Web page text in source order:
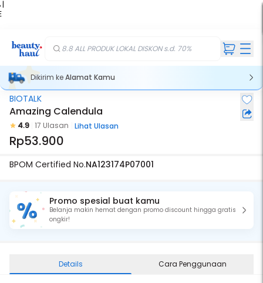
|
8.8 ALL PRODUK LOKAL DISKON s.d. 70%
Dikirim keAlamat Kamu
BIOTALK
Amazing Calendula
4.9 17 Ulasan Lihat Ulasan
Rp53.900
BPOM Certified No.NA123174P07001
Promo spesial buat kamu
Belanja makin hemat dengan promo discount hingga gratis
ongkir!
Details Cara Penggunaan